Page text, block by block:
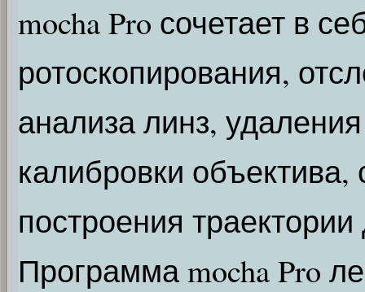
mocha Pro сочетает в
ротоскопирования,
анализа линз,
калибровки объектива,
построения
Программа mocha Pro